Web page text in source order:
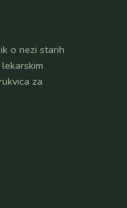
o nezi starih
za